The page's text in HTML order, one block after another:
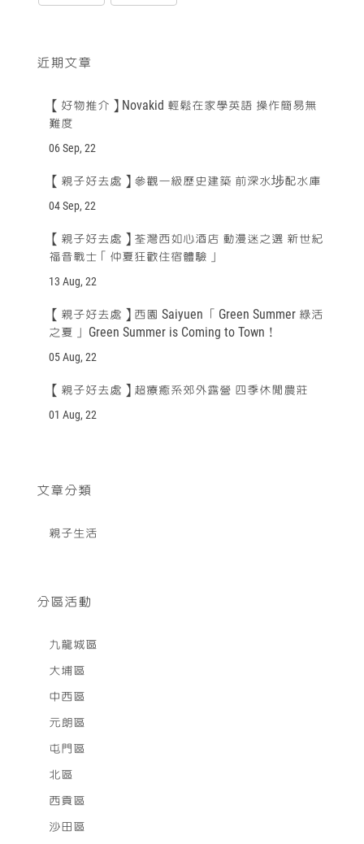
近期文章
【好物推介】Novakid 輕鬆在家學英語 操作簡易無
難度
06 Sep, 22
【親子好去處】參觀一級歷史建築 前深水埗配水庫
04 Sep, 22
【親子好去處】荃灣西如心酒店 動漫迷之選 新世紀
福音戰士「仲夏狂歡住宿體驗」
13 Aug, 22
【親子好去處】西園 Saiyuen 「Green Summer 綠活
之夏」 Green Summer is Coming to Town！
05 Aug, 22
【親子好去處】超療癒系郊外露營 四季休閒農莊
01 Aug, 22
文章分類
親子生活
分區活動
九龍城區
大埔區
中西區
元朗區
屯門區
北區
西貢區
沙田區